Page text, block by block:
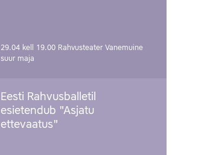
29.04 kell 19.00 Rahvusteater Vanemuine
suur maja
Eesti Rahvusballetil
esietendub "Asjatu
ettevaatus"